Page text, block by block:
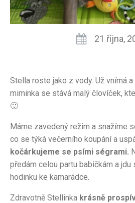
21 října,
Stella roste jako z vody. Už vnímá
miminka se stává malý človíček,
🙂
Máme zavedený režim a snažíme
co se týká večerního koupání a
kočárkujeme se psími ségrami.
předám celou partu babičkám a
hodinku ke kamarádce.
Zdravotně Stellinka krásně